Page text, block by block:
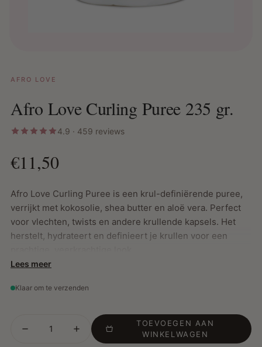
AFRO LOVE
Afro Love Curling Puree 235 gr.
4.9 · 459 reviews
€11,50
Afro Love Curling Puree is een krul-definiërende puree,
verrijkt met kokosolie, shea butter en aloë vera. Perfect
voor vlechten, twists en andere krullende kapsels. Het
herstelt, hydrateert en definieert je krullen voor een
Belangrijkste Kenmerken:
Definieert en verzacht voor natuurlijke styling
Ideaal voor vlechten, twists en meer
Lees meer
Klaar om te verzenden
TOEVOEGEN AAN
WINKELWAGEN